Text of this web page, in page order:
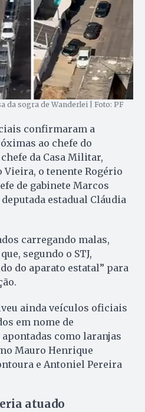
da sogra de Wanderlei | Foto: PF
confirmaram a
ao chefe do
da Casa Militar,
Vieira, o tenente Rogério
de gabinete Marcos
estadual Cláudia
carregando malas,
segundo o STJ,
do aparato estatal” para
ainda veículos oficiais
em nome de
como laranjas
Mauro Henrique
e Antoniel Pereira
atuado